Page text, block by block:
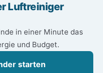
Luftreiniger
in einer Minute das
und Budget.
starten